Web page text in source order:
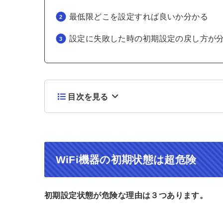
最低限どこを設定すれば良いか分かる
設定に失敗した時の初期設定の戻し方が
目次を見る
WiFi機器の初期状態は超危険
初期設定状態が危険な理由は３つあります。